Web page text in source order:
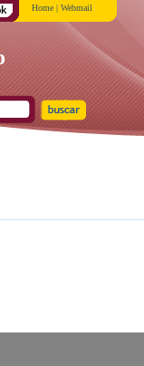
Home | Webmail